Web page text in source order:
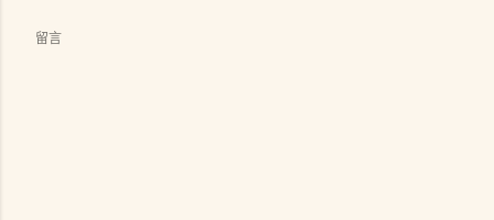
留言